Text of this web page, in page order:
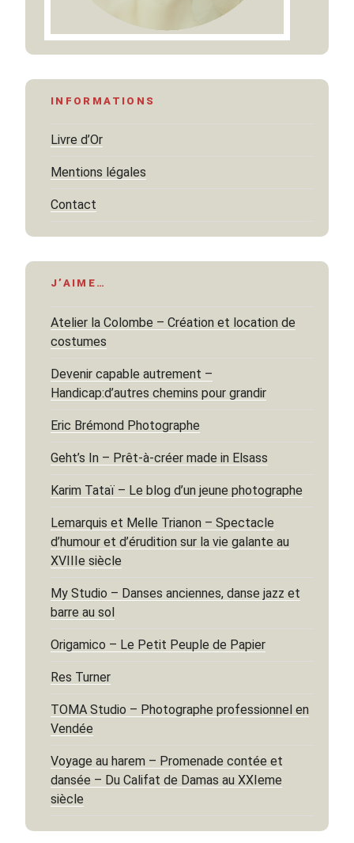
INFORMATIONS
Livre d’Or
Mentions légales
Contact
J’AIME…
Atelier la Colombe – Création et location de
costumes
Devenir capable autrement –
Handicap:d’autres chemins pour grandir
Eric Brémond Photographe
Geht’s In – Prêt-à-créer made in Elsass
Karim Tataï – Le blog d’un jeune photographe
Lemarquis et Melle Trianon – Spectacle
d’humour et d’érudition sur la vie galante au
XVIIIe siècle
My Studio – Danses anciennes, danse jazz et
barre au sol
Origamico – Le Petit Peuple de Papier
Res Turner
TOMA Studio – Photographe professionnel en
Vendée
Voyage au harem – Promenade contée et
dansée – Du Califat de Damas au XXIeme
siècle